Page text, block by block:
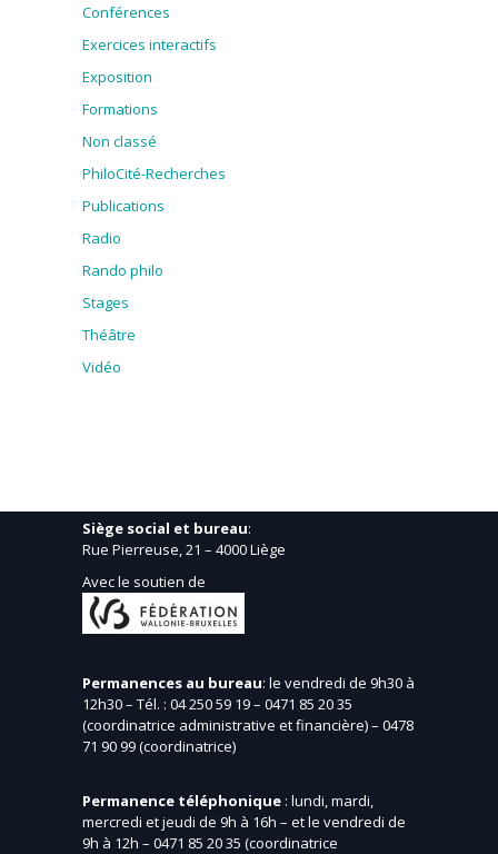
Conférences
Exercices interactifs
Exposition
Formations
Non classé
PhiloCité-Recherches
Publications
Radio
Rando philo
Stages
Théâtre
Vidéo
Siège social et bureau:
Rue Pierreuse, 21 – 4000 Liège
Avec le soutien de
Permanences au bureau: le vendredi de 9h30 à
12h30 – Tél. : 04 250 59 19 – 0471 85 20 35
(coordinatrice administrative et financière) – 0478
71 90 99 (coordinatrice)
Permanence téléphonique : lundi, mardi,
mercredi et jeudi de 9h à 16h – et le vendredi de
9h à 12h – 0471 85 20 35 (coordinatrice